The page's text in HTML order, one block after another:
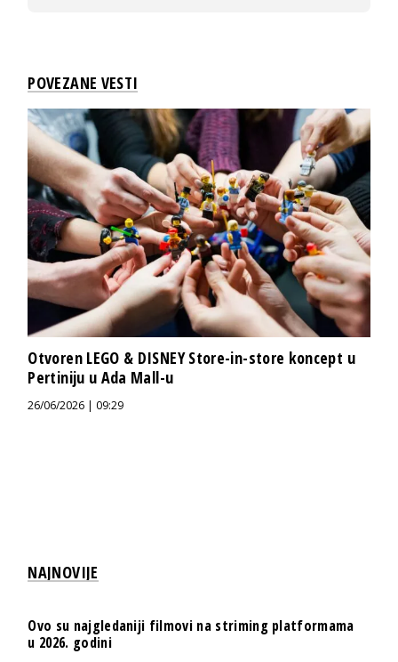
POVEZANE VESTI
Otvoren LEGO & DISNEY Store-in-store koncept u
Pertiniju u Ada Mall-u
26/06/2026 | 09:29
NAJNOVIJE
Ovo su najgledaniji filmovi na striming platformama
u 2026. godini